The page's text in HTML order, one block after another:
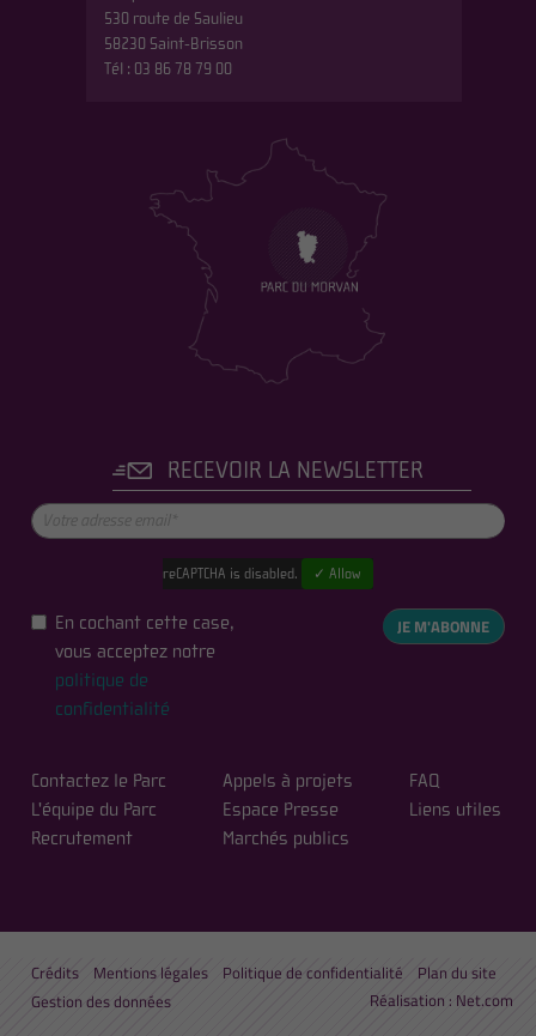
530 route de Saulieu
58230 Saint-Brisson
Tél : 03 86 78 79 00
RECEVOIR LA NEWSLETTER
reCAPTCHA is disabled. ✓ Allow
En cochant cette case,
vous acceptez notre
politique de
confidentialité
JE M'ABONNE
Contactez le Parc
L'équipe du Parc
Recrutement
Appels à projets
Espace Presse
Marchés publics
FAQ
Liens utiles
Crédits Mentions légales Politique de confidentialité
Plan du site
Réalisation : Net.com
Gestion des données